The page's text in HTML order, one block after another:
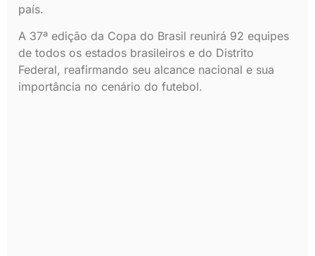
país.
A 37ª edição da Copa do Brasil reunirá 92 equipes
de todos os estados brasileiros e do Distrito
Federal, reafirmando seu alcance nacional e sua
importância no cenário do futebol.